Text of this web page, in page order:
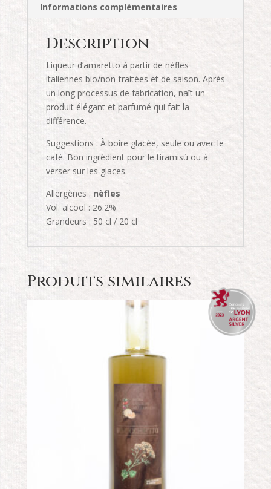
Informations complémentaires
Description
Liqueur d’amaretto à partir de nèfles
italiennes bio/non-traitées et de saison. Après
un long processus de fabrication, naît un
produit élégant et parfumé qui fait la
différence.
Suggestions : À boire glacée, seule ou avec le
café. Bon ingrédient pour le tiramisù ou à
verser sur les glaces.
Allergènes : nèfles
Vol. alcool : 26.2%
Grandeurs : 50 cl / 20 cl
Produits similaires